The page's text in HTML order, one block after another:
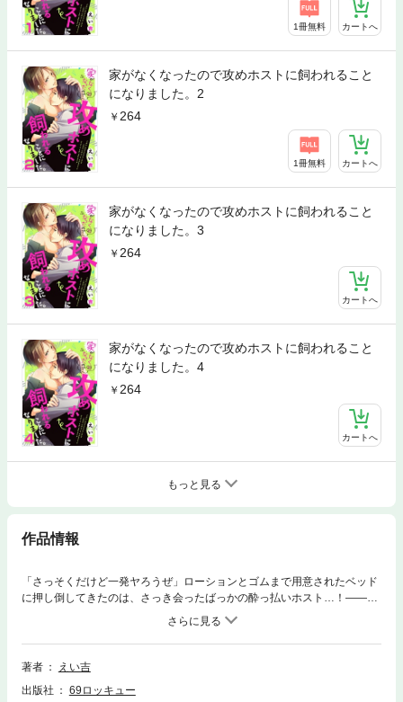
1冊無料 カートへ
家がなくなったので攻めホストに飼われること
になりました。2
264
1冊無料 カートへ
家がなくなったので攻めホストに飼われること
になりました。3
264
カートへ
家がなくなったので攻めホストに飼われること
になりました。4
264
カートへ
もっと見る
作品情報
「さっそくだけど一発ヤろうぜ」ローションとゴムまで用意されたベッド
に押し倒してきたのは、さっき会ったばっかの酔っ払いホスト…！――俺
は独り暮らしの大学生・速水柚子（はやみゆず）。今日はバイトでこき使
われて帰りが遅くなったあげく、帰り道で頭と足を怪我するわ、置き引き
に遭うわ、酔ったオッサンに売りやってると思われて襲われるわで散々な
目に…。通りがかった男が助けてくれたから良かったけど、そいつは俺が
だったけど）そいつに頼み込んで自宅のアパートまで送ってもらっ……
著者
えい吉
出版社
69ロッキュー